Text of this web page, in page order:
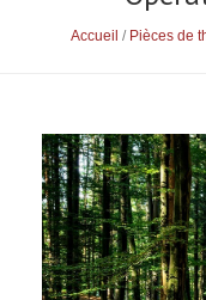
Accueil / Pièces de